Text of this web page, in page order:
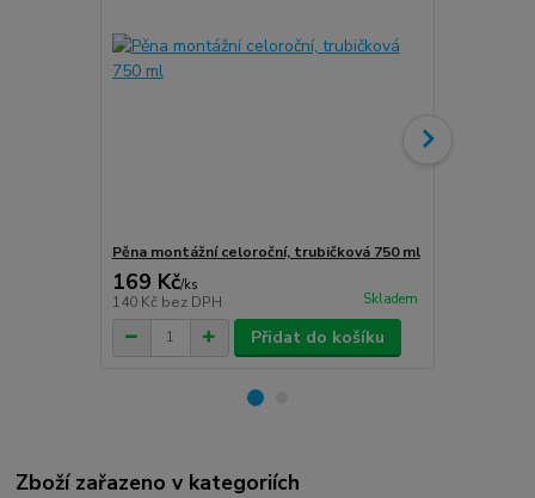
Pěna montážní celoroční, trubičková 750 ml
169 Kč/ks
140 Kč bez DPH Skladem
Přidat do košíku
Zboží zařazeno v kategoriích